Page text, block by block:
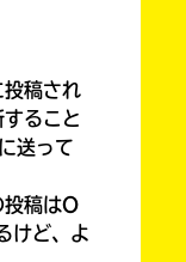
投稿され
ること
送って
投稿はO
けど、よ